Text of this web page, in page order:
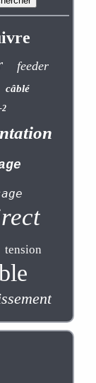
feeder
câblé
2
tension